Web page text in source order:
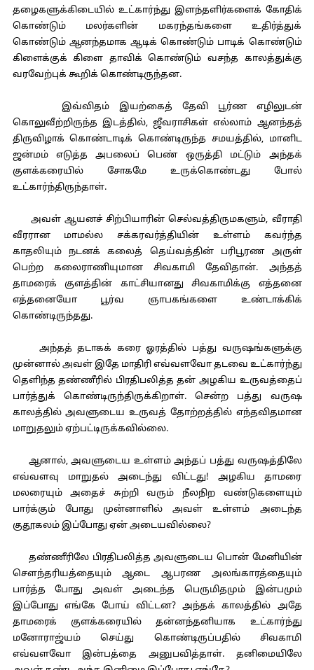
தழைகளுக்கிடையில் உட்கார்ந்து இளந்தளிர்களைக் கோதிக்
கொண்டும் மலர்களின் மகரந்தங்களை உதிர்த்துக்
கொண்டும் ஆனந்தமாக ஆடிக் கொண்டும் பாடிக் கொண்டும்
கிளைக்குக் கிளை தாவிக் கொண்டும் வசந்த காலத்துக்கு
வரவேற்புக் கூறிக் கொண்டிருந்தன.
இவ்விதம் இயற்கைத் தேவி பூர்ண எழிலுடன்
கொலுவீற்றிருந்த இடத்தில், ஜீவராசிகள் எல்லாம் ஆனந்தத்
திருவிழாக் கொண்டாடிக் கொண்டிருந்த சமயத்தில், மானிட
ஜன்மம் எடுத்த அபலைப் பெண் ஒருத்தி மட்டும் அந்தக்
குளக்கரையில் சோகமே உருக்கொண்டது போல்
உட்கார்ந்திருந்தாள்.
அவள் ஆயனச் சிற்பியாரின் செல்வத்திருமகளும், வீராதி
வீரரான மாமல்ல சக்கரவர்த்தியின் உள்ளம் கவர்ந்த
காதலியும் நடனக் கலைத் தெய்வத்தின் பரிபூரண அருள்
பெற்ற கலைராணியுமான சிவகாமி தேவிதான். அந்தத்
தாமரைக் குளத்தின் காட்சியானது சிவகாமிக்கு எத்தனை
எத்தனையோ பூர்வ ஞாபகங்களை உண்டாக்கிக்
கொண்டிருந்தது.
அந்தத் தடாகக் கரை ஓரத்தில் பத்து வருஷங்களுக்கு
முன்னால் அவள் இதே மாதிரி எவ்வளவோ தடவை உட்கார்ந்து
தெளிந்த தண்ணீரில் பிரதிபலித்த தன் அழகிய உருவத்தைப்
பார்த்துக் கொண்டிருந்திருக்கிறாள். சென்ற பத்து வருஷ
காலத்தில் அவளுடைய உருவத் தோற்றத்தில் எந்தவிதமான
மாறுதலும் ஏற்பட்டிருக்கவில்லை.
ஆனால், அவளுடைய உள்ளம் அந்தப் பத்து வருஷத்திலே
எவ்வளவு மாறுதல் அடைந்து விட்டது! அழகிய தாமரை
மலரையும் அதைச் சுற்றி வரும் நீலநிற வண்டுகளையும்
பார்க்கும் போது முன்னாளில் அவள் உள்ளம் அடைந்த
குதூகலம் இப்போது ஏன் அடையவில்லை?
தண்ணீரிலே பிரதிபலித்த அவளுடைய பொன் மேனியின்
சௌந்தரியத்தையும் ஆடை ஆபரண அலங்காரத்தையும்
பார்த்த போது அவள் அடைந்த பெருமிதமும் இன்பமும்
இப்போது எங்கே போய் விட்டன? அந்தக் காலத்தில் அதே
தாமரைக் குளக்கரையில் தன்னந்தனியாக உட்கார்ந்து
மனோராஜ்யம் செய்து கொண்டிருப்பதில் சிவகாமி
எவ்வளவோ இன்பத்தை அனுபவித்தாள். தனிமையிலே